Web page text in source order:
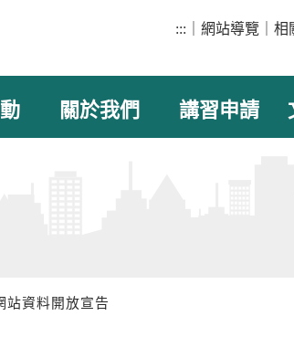
::: 網站導覽 相
關於我們 講習申請
站資料開放宣告